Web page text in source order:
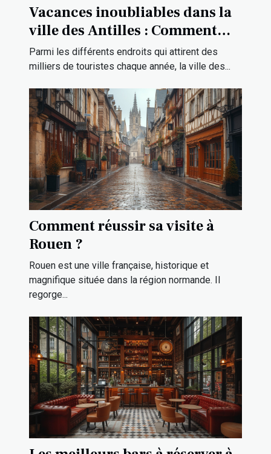
Vacances inoubliables dans la
ville des Antilles : Comment
louer une villa de gamme pour
votre séjour de rêve ?
Parmi les différents endroits qui attirent des
milliers de touristes chaque année, la ville des...
Comment réussir sa visite à
Rouen ?
Rouen est une ville française, historique et
magnifique située dans la région normande. Il
regorge...